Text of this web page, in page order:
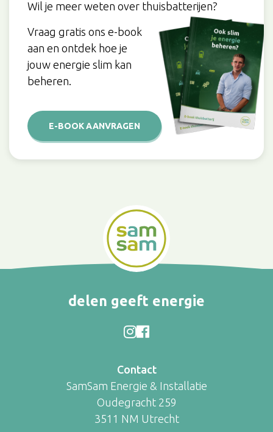
Wil je meer weten over thuisbatterijen?
Vraag gratis ons e-book
aan en ontdek hoe je
jouw energie slim kan
beheren.
E-BOOK AANVRAGEN
delen geeft energie
Contact
SamSam Energie & Installatie
Oudegracht 259
3511 NM Utrecht